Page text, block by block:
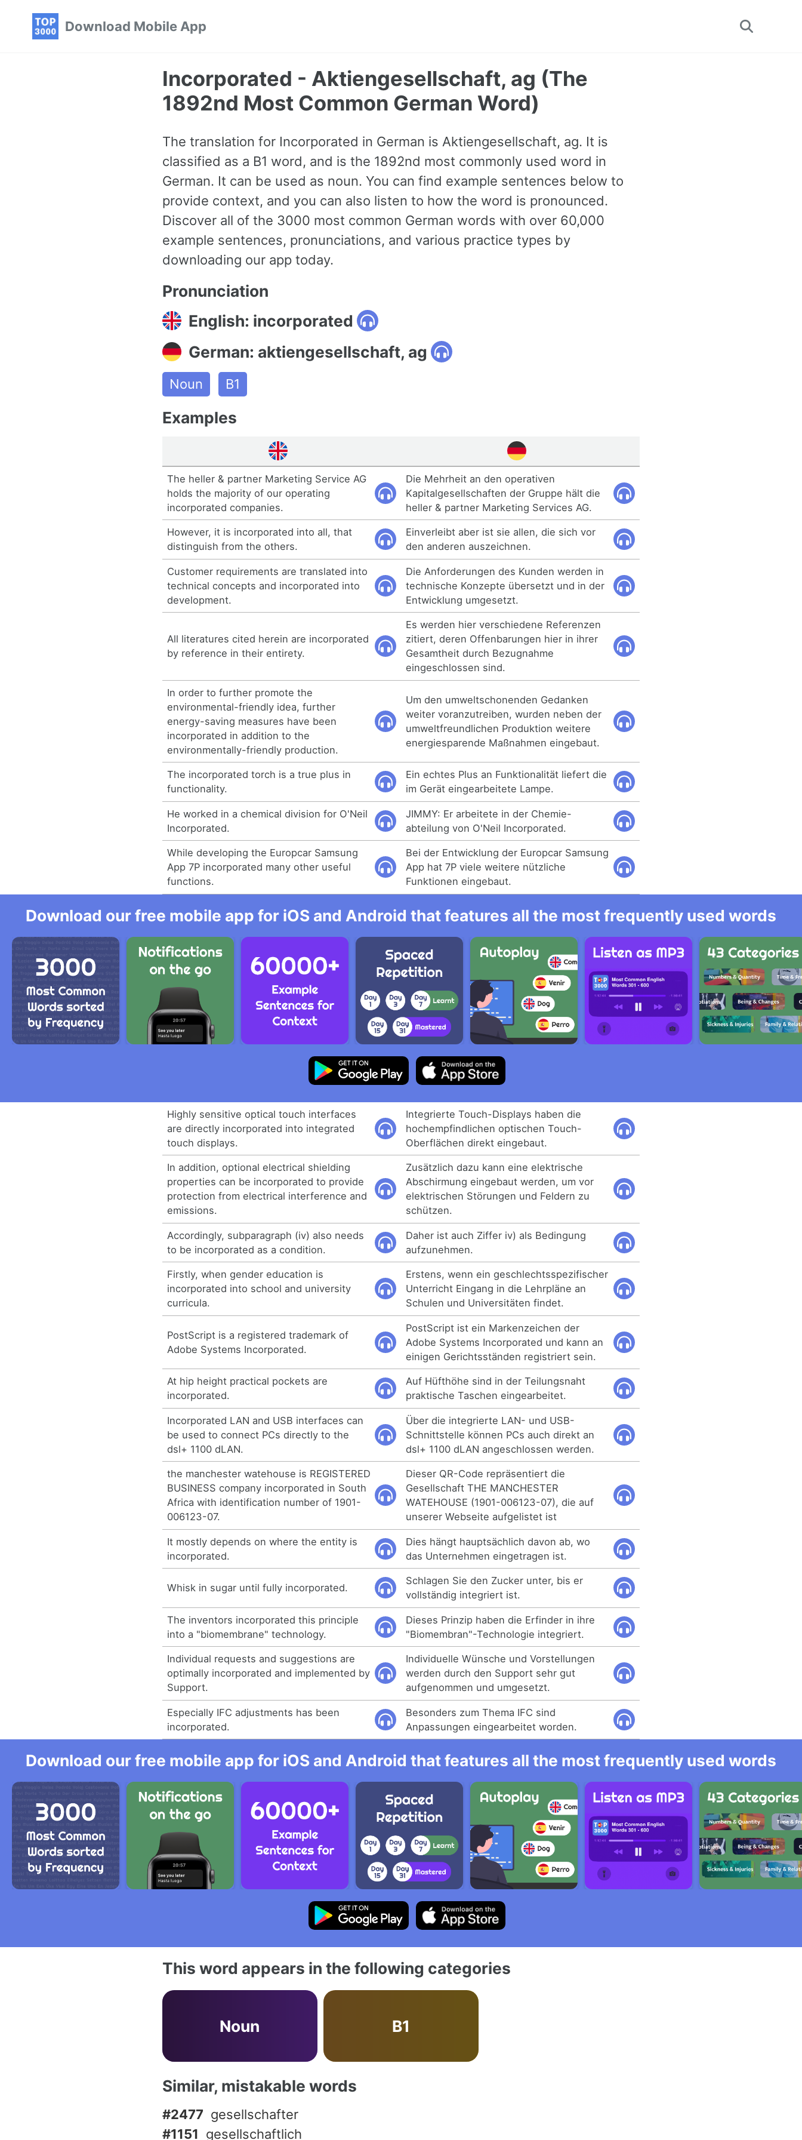
Download Mobile App
Toggle
Incorporated - Aktiengesellschaft, ag (The
1892nd Most Common German Word)
The translation for Incorporated in German is Aktiengesellschaft, ag. It is
classified as a B1 word, and is the 1892nd most commonly used word in
German. It can be used as noun. You can find example sentences below to
provide context, and you can also listen to how the word is pronounced.
Discover all of the 3000 most common German words with over 60,000
example sentences, pronunciations, and various practice types by
downloading our app today.
Pronunciation
English: incorporated
German: aktiengesellschaft, ag
Noun B1
Examples
The heller & partner Marketing Service AG
holds the majority of our operating
incorporated companies.
Die Mehrheit an den operativen
Kapitalgesellschaften der Gruppe hält die
heller & partner Marketing Services AG.
However, it is incorporated into all, that
distinguish from the others.
Einverleibt aber ist sie allen, die sich vor
den anderen auszeichnen.
Customer requirements are translated into
technical concepts and incorporated into
development.
Die Anforderungen des Kunden werden in
technische Konzepte übersetzt und in der
Entwicklung umgesetzt.
All literatures cited herein are incorporated
by reference in their entirety.
Es werden hier verschiedene Referenzen
zitiert, deren Offenbarungen hier in ihrer
Gesamtheit durch Bezugnahme
eingeschlossen sind.
In order to further promote the
environmental-friendly idea, further
energy-saving measures have been
incorporated in addition to the
environmentally-friendly production.
Um den umweltschonenden Gedanken
weiter voranzutreiben, wurden neben der
umweltfreundlichen Produktion weitere
energiesparende Maßnahmen eingebaut.
The incorporated torch is a true plus in
functionality.
Ein echtes Plus an Funktionalität liefert die
im Gerät eingearbeitete Lampe.
He worked in a chemical division for O'Neil
Incorporated.
JIMMY: Er arbeitete in der Chemie-
abteilung von O'Neil Incorporated.
While developing the Europcar Samsung
App 7P incorporated many other useful
functions.
Bei der Entwicklung der Europcar Samsung
App hat 7P viele weitere nützliche
Funktionen eingebaut.
Download our free mobile app for iOS and Android that features all the most frequently used words
Highly sensitive optical touch interfaces
are directly incorporated into integrated
touch displays.
Integrierte Touch-Displays haben die
hochempfindlichen optischen Touch-
Oberflächen direkt eingebaut.
In addition, optional electrical shielding
properties can be incorporated to provide
protection from electrical interference and
emissions.
Zusätzlich dazu kann eine elektrische
Abschirmung eingebaut werden, um vor
elektrischen Störungen und Feldern zu
schützen.
Accordingly, subparagraph (iv) also needs
to be incorporated as a condition.
Daher ist auch Ziffer iv) als Bedingung
aufzunehmen.
Firstly, when gender education is
incorporated into school and university
curricula.
Erstens, wenn ein geschlechtsspezifischer
Unterricht Eingang in die Lehrpläne an
Schulen und Universitäten findet.
PostScript is a registered trademark of
Adobe Systems Incorporated.
PostScript ist ein Markenzeichen der
Adobe Systems Incorporated und kann an
einigen Gerichtsständen registriert sein.
At hip height practical pockets are
incorporated.
Auf Hüfthöhe sind in der Teilungsnaht
praktische Taschen eingearbeitet.
Incorporated LAN and USB interfaces can
be used to connect PCs directly to the
dsl+ 1100 dLAN.
Über die integrierte LAN- und USB-
Schnittstelle können PCs auch direkt an
dsl+ 1100 dLAN angeschlossen werden.
the manchester watehouse is REGISTERED
BUSINESS company incorporated in South
Africa with identification number of 1901-
006123-07.
Dieser QR-Code repräsentiert die
Gesellschaft THE MANCHESTER
WATEHOUSE (1901-006123-07), die auf
unserer Webseite aufgelistet ist
It mostly depends on where the entity is
incorporated.
Dies hängt hauptsächlich davon ab, wo
das Unternehmen eingetragen ist.
Whisk in sugar until fully incorporated.
Schlagen Sie den Zucker unter, bis er
vollständig integriert ist.
The inventors incorporated this principle
into a "biomembrane" technology.
Dieses Prinzip haben die Erfinder in ihre
"Biomembran"-Technologie integriert.
Individual requests and suggestions are
optimally incorporated and implemented by
Support.
Individuelle Wünsche und Vorstellungen
werden durch den Support sehr gut
aufgenommen und umgesetzt.
Especially IFC adjustments has been
incorporated.
Besonders zum Thema IFC sind
Anpassungen eingearbeitet worden.
Download our free mobile app for iOS and Android that features all the most frequently used words
This word appears in the following categories
Noun B1
Similar, mistakable words
#2477 gesellschafter
#1151 gesellschaftlich